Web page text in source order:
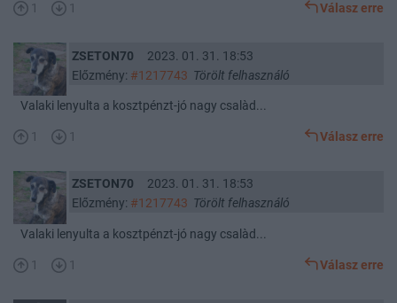
1 1 Válasz erre
ZSETON70
2023. 01. 31. 18:53
Előzmény: #1217743 Törölt felhasználó
Valaki lenyulta a kosztpénzt-jó nagy csalàd...
1 1 Válasz erre
ZSETON70
2023. 01. 31. 18:53
Előzmény: #1217743 Törölt felhasználó
Valaki lenyulta a kosztpénzt-jó nagy csalàd...
1 1 Válasz erre